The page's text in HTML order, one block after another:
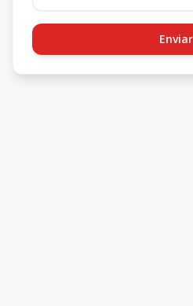
Enviar